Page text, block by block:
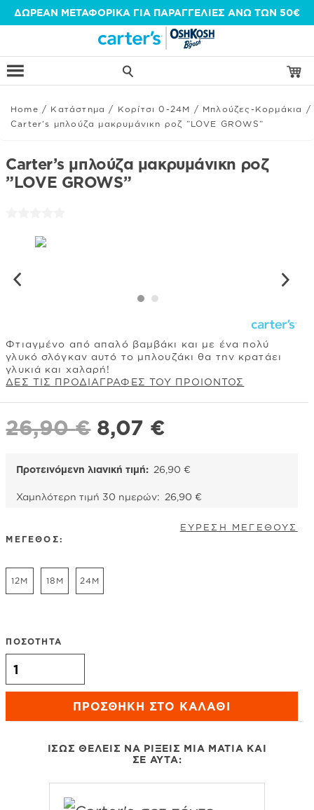
Μετάβαση
περιεχόμενο
ΔΩΡΕΑΝ ΜΕΤΑΦΟΡΙΚΑ ΓΙΑ ΠΑΡΑΓΓΕΛΙΕΣ ΑΝΩ ΤΩΝ 50€
Home / Κατάστημα / Κορίτσι 0-24Μ / Μπλούζες-Κορμάκια
/
Carter’s μπλούζα μακρυμάνικη ροζ ”LOVE GROWS”
Carter’s μπλούζα μακρυμάνικη ροζ
”LOVE GROWS”
Φτιαγμένο από απαλό βαμβάκι και με ένα πολύ
γλυκό σλόγκαν αυτό το μπλουζάκι θα την κρατάει
γλυκιά και χαλαρή!
ΔΕΣ ΤΙΣ ΠΡΟΔΙΑΓΡΑΦΕΣ ΤΟΥ ΠΡΟΙΟΝΤΟΣ
26,90€ Original
was:
26,90 €.
8,07 €
τιμή
είναι:
Προτεινόμενη λιανική τιμή: 26,90€
Χαμηλότερη τιμή 30 ημερών: 26,90€
ΜΕΓΕΘΟΣ:
ΕΥΡΕΣΗ ΜΕΓΕΘΟΥΣ
12M 18M 24M
ΠΟΣΟΤΗΤΑ
Carter's μπλούζα μακρυμάνικη ροζ ''LOVE GROWS''
ποσότητα
ΠΡΟΣΘΉΚΗ ΣΤΟ ΚΑΛΆΘΙ
ΊΣΩΣ ΘΈΛΕΙΣ ΝΑ ΡΊΞΕΙΣ ΜΙΑ ΜΑΤΙΆ ΚΑΙ
ΣΕ ΑΥΤΆ: